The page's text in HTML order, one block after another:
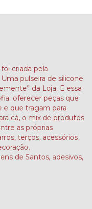
criada pela
pulseira de silicone
da Loja. E essa
oferecer peças que
e que tragam para
cá, o mix de produtos
as próprias
terços, acessórios
de Santos, adesivos,